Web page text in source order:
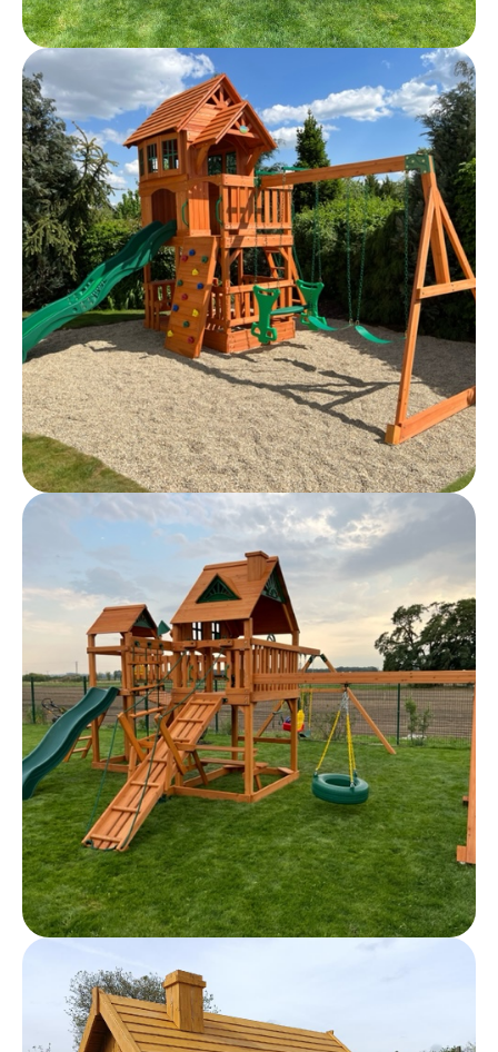
Tento web používa súbory cookies. Ďalším
prechádzaním tohto webu vyjadrujete súhlas s ich
používaním. Viac informáciítu.
Súhlasím